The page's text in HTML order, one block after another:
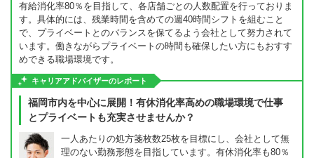
有給消化率80％を目指して、各店舗ごとの人数配置を行っておりま
す。具体的には、残業時間を含めての週40時間シフトを組むこと
で、プライベートとのバランスを保てるよう会社として努力されて
います。働きながらプライベートの時間も確保したい方にもおすす
めできる職場環境です。
キャリアアドバイザーのレポート
福岡市内を中心に展開！有休消化率高めの職場環境で仕事
とプライベートも充実させませんか？
一人あたりの処方箋枚数25枚を目標にし、会社として無
理のない勤務形態を目指しています。有休消化率も80％